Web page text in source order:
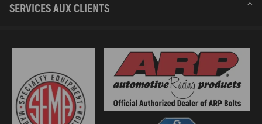
SERVICES AUX CLIENTS